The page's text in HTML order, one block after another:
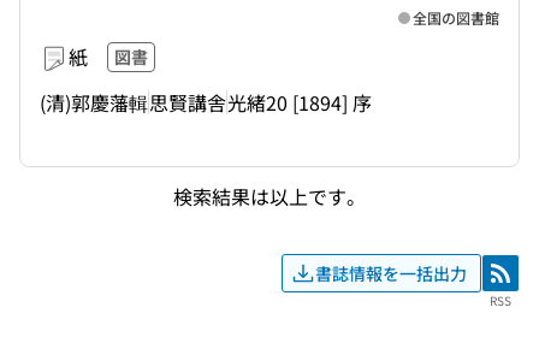
紙 図書
(清)郭慶藩輯思賢講舎光緒20 [1894] 序
全国の図書館
検索結果は以上です。
書誌情報を一括出力 RSS
RSS